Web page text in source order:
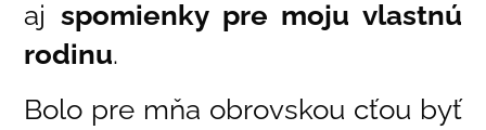
aj spomienky pre moju vlastnú
rodinu.
Bolo pre mňa obrovskou cťou byť